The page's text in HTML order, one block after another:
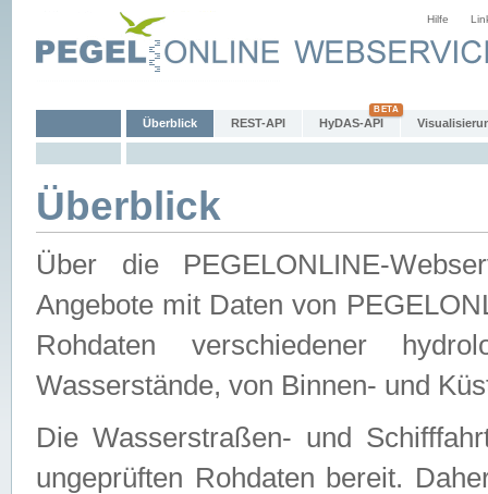
Hilfe
Überblick REST-API HyDAS-API
Überblick
Über die PEGELONLINE-
Angebote mit Daten von
Rohdaten verschiedener
Wasserstände, von Binnen- und
Die Wasserstraßen- und
ungeprüften Rohdaten bereit.